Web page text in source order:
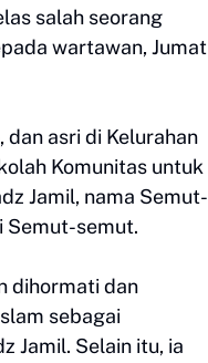
salah seorang
wartawan, Jumat
asri di Kelurahan
Komunitas untuk
Jamil, nama Semut-
Semut-semut.
dihormati dan
sebagai
Jamil. Selain itu, ia